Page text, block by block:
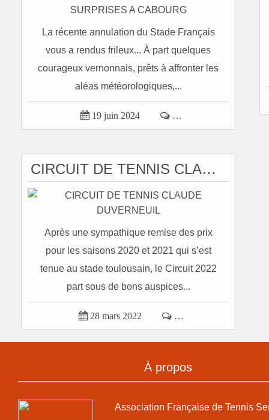
La récente annulation du Stade Français
vous a rendus frileux... À part quelques
courageux vernonnais, prêts à affronter les
aléas météorologiques,...
 19 juin 2024  …
CIRCUIT DE TENNIS CLAUDE DUVERNEUIL
Après une sympathique remise des prix
pour les saisons 2020 et 2021 qui s’est
tenue au stade toulousain, le Circuit 2022
part sous de bons auspices...
 28 mars 2022  …
À propos
Association Française de Tennis